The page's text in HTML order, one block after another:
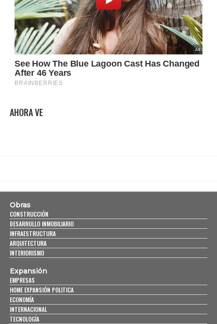
AHORA VE
Obras
CONSTRUCCIÓN
DESARROLLO INMOBILIARIO
INFRAESTRUCTURA
ARQUITECTURA
INTERIORISMO
Expansión
EMPRESAS
HOME EXPANSIÓN POLITICA
ECONOMÍA
INTERNACIONAL
TECNOLOGÍA